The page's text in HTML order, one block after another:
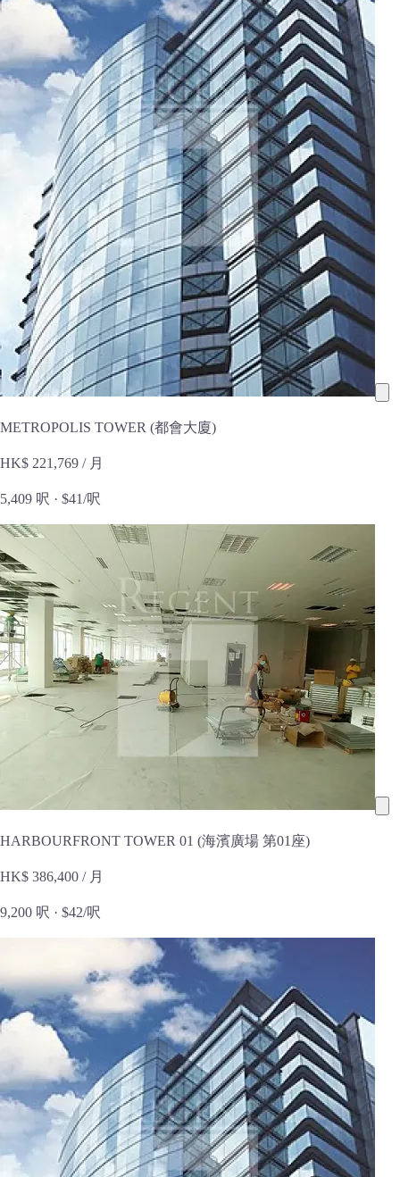
METROPOLIS TOWER (都會大廈)
HK$ 221,769 / 月
5,409 呎 · $41/呎
HARBOURFRONT TOWER 01 (海濱廣場 第01座)
HK$ 386,400 / 月
9,200 呎 · $42/呎